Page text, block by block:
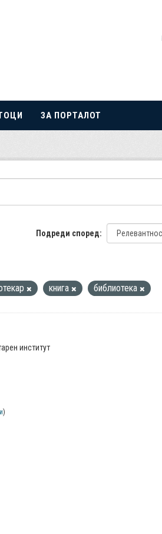
ЗА ПОРТАЛОТ
Подреди според
книга библиотека
институт
)